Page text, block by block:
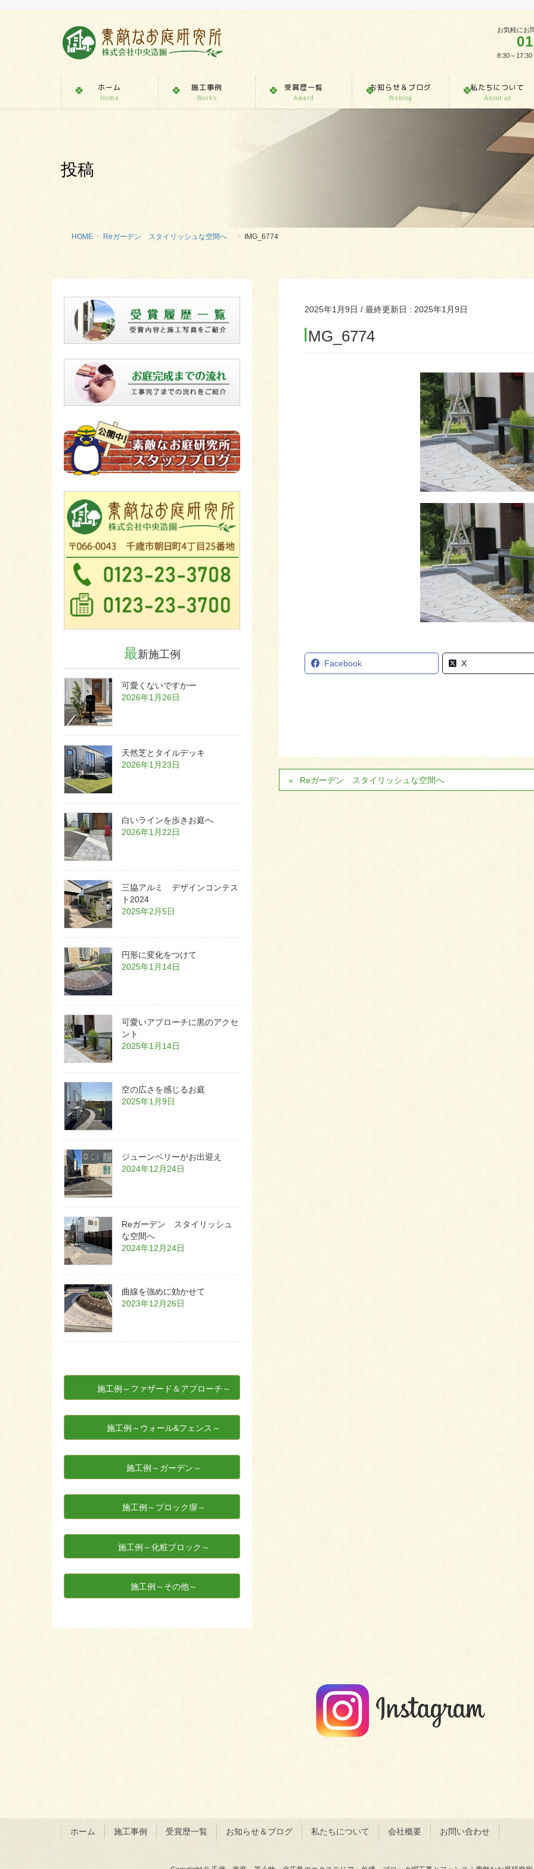
お気軽にお
8:30～
ホーム
Home
施工事例
Works
受賞歴一覧
Award
お知らせ＆ブログ
Weblog
私たちについて
About us
投稿
HOME Reガーデン スタイリッシュな空間へ IMG_6774
2025年1月9日 / 最終更新日 : 2025年1月9日
IMG_6774
Facebook X
Reガーデン スタイリッシュな空間へ
最新施工例
可愛くないですかー
2026年1月26日
天然芝とタイルデッキ
2026年1月23日
白いラインを歩きお庭へ
2026年1月22日
三協アルミ デザインコンテス
ト2024
2025年2月5日
円形に変化をつけて
2025年1月14日
可愛いアプローチに黒のアクセ
ント
2025年1月14日
空の広さを感じるお庭
2025年1月9日
ジューンベリーがお出迎え
2024年12月24日
Reガーデン スタイリッシュ
な空間へ
2024年12月24日
曲線を強めに効かせて
2023年12月26日
施工例～ファザード＆アプローチ～
施工例～ウォール&フェンス～
施工例～ガーデン～
施工例～ブロック塀～
施工例～化粧ブロック～
施工例～その他～
ホーム 施工事例 受賞歴一覧 お知らせ＆ブログ 私たちについて 会社概要 お問い合わせ